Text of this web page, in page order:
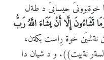
حيسابىَ د طةل
تَشَاءُونَ إِلَّا أَنْ يَشَاءَ اللَّهُ رَبُّ
نةشيَن خوة رِاست بكةن،
نةبيت)). و د شيان دا